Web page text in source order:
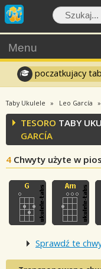
Menu
poczatkujacy
Taby Ukulele Leo García
TESORO TABY
GARCÍA
4 Chwyty użyte w
Sprawdź te